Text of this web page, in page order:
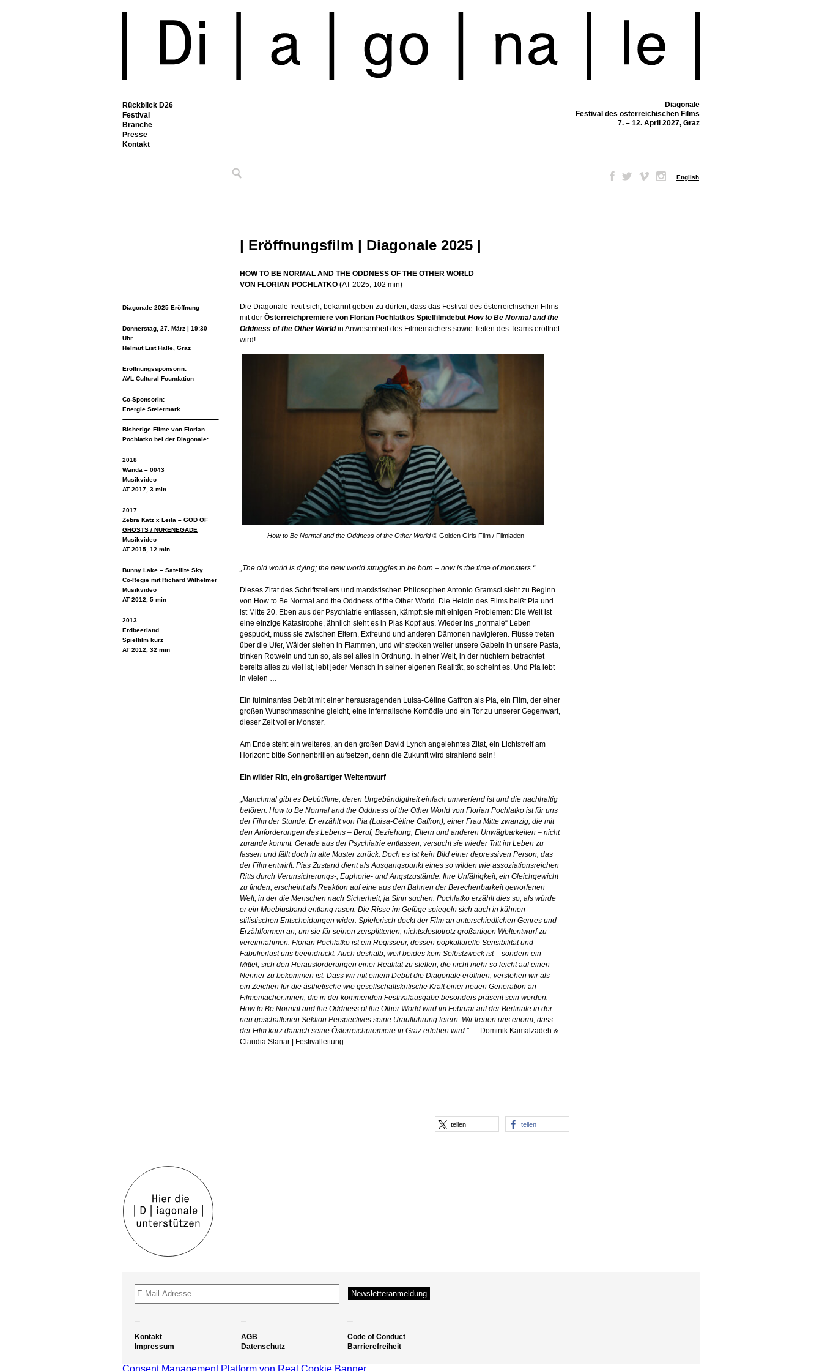
Rückblick D26
Festival
Branche
Presse
Kontakt
Diagonale
Festival des österreichischen Films
7. – 12. April 2027, Graz
– English
Diagonale 2025 Eröffnung
Donnerstag, 27. März | 19:30
Uhr
Helmut List Halle, Graz
Eröffnungssponsorin:
AVL Cultural Foundation
Co-Sponsorin:
Energie Steiermark
Bisherige Filme von Florian
Pochlatko bei der Diagonale:
2018
Wanda – 0043
Musikvideo
AT 2017, 3 min
2017
Zebra Katz x Leila – GOD OF
GHOSTS / NURENEGADE
Musikvideo
AT 2015, 12 min
Bunny Lake – Satellite Sky
Co-Regie mit Richard Wilhelmer
Musikvideo
AT 2012, 5 min
2013
Erdbeerland
Spielfilm kurz
AT 2012, 32 min
| Eröffnungsfilm | Diagonale 2025 |
HOW TO BE NORMAL AND THE ODDNESS OF THE OTHER WORLD
VON FLORIAN POCHLATKO (AT 2025, 102 min)
Die Diagonale freut sich, bekannt geben zu dürfen, dass das Festival des österreichischen Films
mit der Österreichpremiere von Florian Pochlatkos Spielfilmdebüt How to Be Normal and the
Oddness of the Other Worldin Anwesenheit des Filmemachers sowie Teilen des Teams eröffnet
wird!
How to Be Normal and the Oddness of the Other World© Golden Girls Film / Filmladen
„The old world is dying; the new world struggles to be born – now is the time of monsters.“
Dieses Zitat des Schriftstellers und marxistischen Philosophen Antonio Gramsci steht zu Beginn
von How to Be Normal and the Oddness of the Other World. Die Heldin des Films heißt Pia und
ist Mitte 20. Eben aus der Psychiatrie entlassen, kämpft sie mit einigen Problemen: Die Welt ist
eine einzige Katastrophe, ähnlich sieht es in Pias Kopf aus. Wieder ins „normale“ Leben
gespuckt, muss sie zwischen Eltern, Exfreund und anderen Dämonen navigieren. Flüsse treten
über die Ufer, Wälder stehen in Flammen, und wir stecken weiter unsere Gabeln in unsere Pasta,
trinken Rotwein und tun so, als sei alles in Ordnung. In einer Welt, in der nüchtern betrachtet
bereits alles zu viel ist, lebt jeder Mensch in seiner eigenen Realität, so scheint es. Und Pia lebt
in vielen …
Ein fulminantes Debüt mit einer herausragenden Luisa-Céline Gaffron als Pia, ein Film, der einer
großen Wunschmaschine gleicht, eine infernalische Komödie und ein Tor zu unserer Gegenwart,
dieser Zeit voller Monster.
Am Ende steht ein weiteres, an den großen David Lynch angelehntes Zitat, ein Lichtstreif am
Horizont: bitte Sonnenbrillen aufsetzen, denn die Zukunft wird strahlend sein!
Ein wilder Ritt, ein großartiger Weltentwurf
„Manchmal gibt es Debütfilme, deren Ungebändigtheit einfach umwerfend ist und die nachhaltig
betören. How to Be Normal and the Oddness of the Other World von Florian Pochlatko ist für uns
der Film der Stunde. Er erzählt von Pia (Luisa-Céline Gaffron), einer Frau Mitte zwanzig, die mit
den Anforderungen des Lebens – Beruf, Beziehung, Eltern und anderen Unwägbarkeiten – nicht
zurande kommt. Gerade aus der Psychiatrie entlassen, versucht sie wieder Tritt im Leben zu
fassen und fällt doch in alte Muster zurück. Doch es ist kein Bild einer depressiven Person, das
der Film entwirft: Pias Zustand dient als Ausgangspunkt eines so wilden wie assoziationsreichen
Ritts durch Verunsicherungs-, Euphorie- und Angstzustände. Ihre Unfähigkeit, ein Gleichgewicht
zu finden, erscheint als Reaktion auf eine aus den Bahnen der Berechenbarkeit geworfenen
Welt, in der die Menschen nach Sicherheit, ja Sinn suchen. Pochlatko erzählt dies so, als würde
er ein Moebiusband entlang rasen. Die Risse im Gefüge spiegeln sich auch in kühnen
stilistischen Entscheidungen wider: Spielerisch dockt der Film an unterschiedlichen Genres und
Erzählformen an, um sie für seinen zersplitterten, nichtsdestotrotz großartigen Weltentwurf zu
vereinnahmen. Florian Pochlatko ist ein Regisseur, dessen popkulturelle Sensibilität und
Fabulierlust uns beeindruckt. Auch deshalb, weil beides kein Selbstzweck ist – sondern ein
Mittel, sich den Herausforderungen einer Realität zu stellen, die nicht mehr so leicht auf einen
Nenner zu bekommen ist. Dass wir mit einem Debüt die Diagonale eröffnen, verstehen wir als
ein Zeichen für die ästhetische wie gesellschaftskritische Kraft einer neuen Generation an
Filmemacher:innen, die in der kommenden Festivalausgabe besonders präsent sein werden.
How to Be Normal and the Oddness of the Other World wird im Februar auf der Berlinale in der
neu geschaffenen Sektion Perspectives seine Uraufführung feiern. Wir freuen uns enorm, dass
der Film kurz danach seine Österreichpremiere in Graz erleben wird.“— Dominik Kamalzadeh &
Claudia Slanar | Festivalleitung
teilen teilen
– – –
Kontakt
Impressum
AGB
Datenschutz
Code of Conduct
Barrierefreiheit
Consent Management Platform von Real Cookie Banner